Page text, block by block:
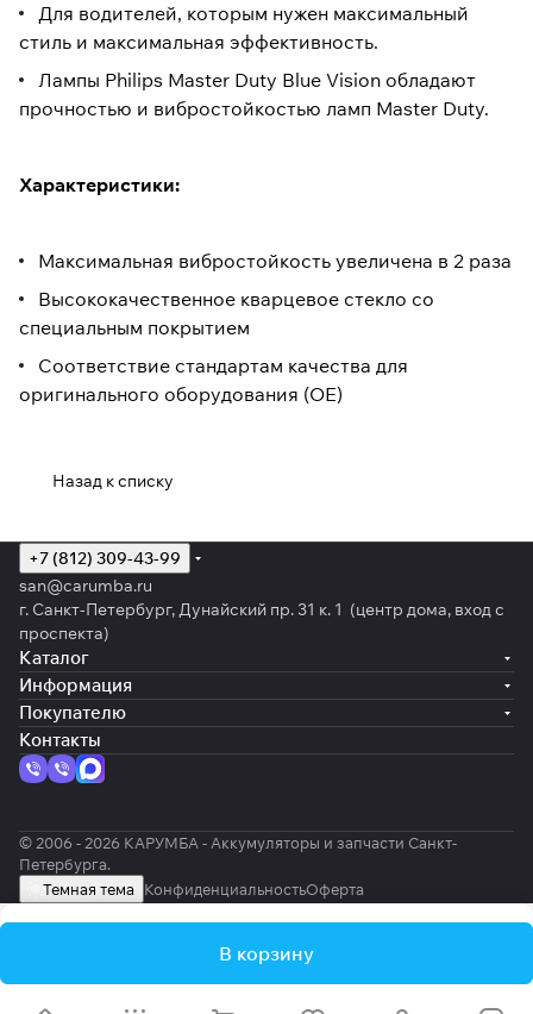
Для водителей, которым нужен максимальный
стиль и максимальная эффективность.
Лампы Philips Master Duty Blue Vision обладают
прочностью и вибростойкостью ламп Master Duty.
Характеристики:
Максимальная вибростойкость увеличена в 2 раза
Высококачественное кварцевое стекло со
специальным покрытием
Соответствие стандартам качества для
оригинального оборудования (OE)
Назад к списку
В корзину
+7 (812) 309-43-99
san@carumba.ru
г. Санкт-Петербург, Дунайский пр. 31 к. 1 (центр дома, вход с
проспекта)
Каталог
Информация
Покупателю
Контакты
© 2006 - 2026 КАРУМБА - Аккумуляторы и запчасти Санкт-
Петербурга.
Темная тема
КонфиденциальностьОферта